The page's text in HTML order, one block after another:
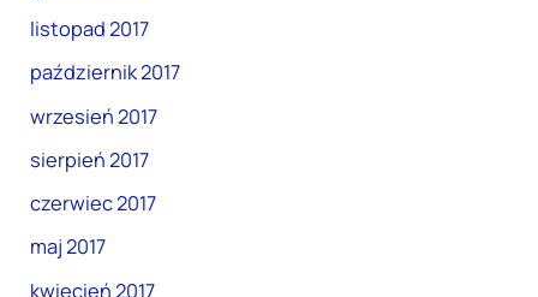
listopad 2017
październik 2017
wrzesień 2017
sierpień 2017
czerwiec 2017
maj 2017
kwiecień 2017